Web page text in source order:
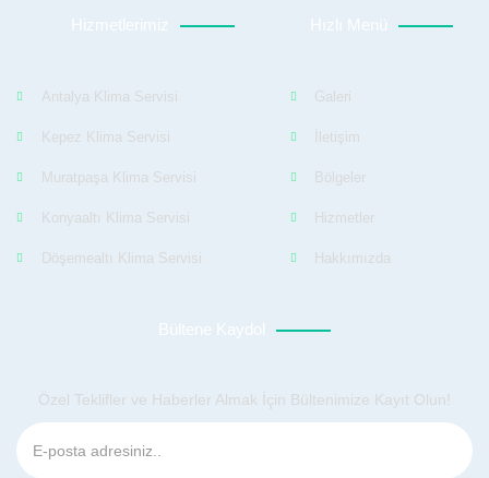
Hizmetlerimiz
Antalya Klima Servisi
Kepez Klima Servisi
Muratpaşa Klima Servisi
Konyaaltı Klima Servisi
Döşemealtı Klima Servisi
Hızlı Menü
Galeri
İletişim
Bölgeler
Hizmetler
Hakkımızda
Bültene Kaydol
Özel Teklifler ve Haberler Almak İçin Bültenimize Kayıt Olun!